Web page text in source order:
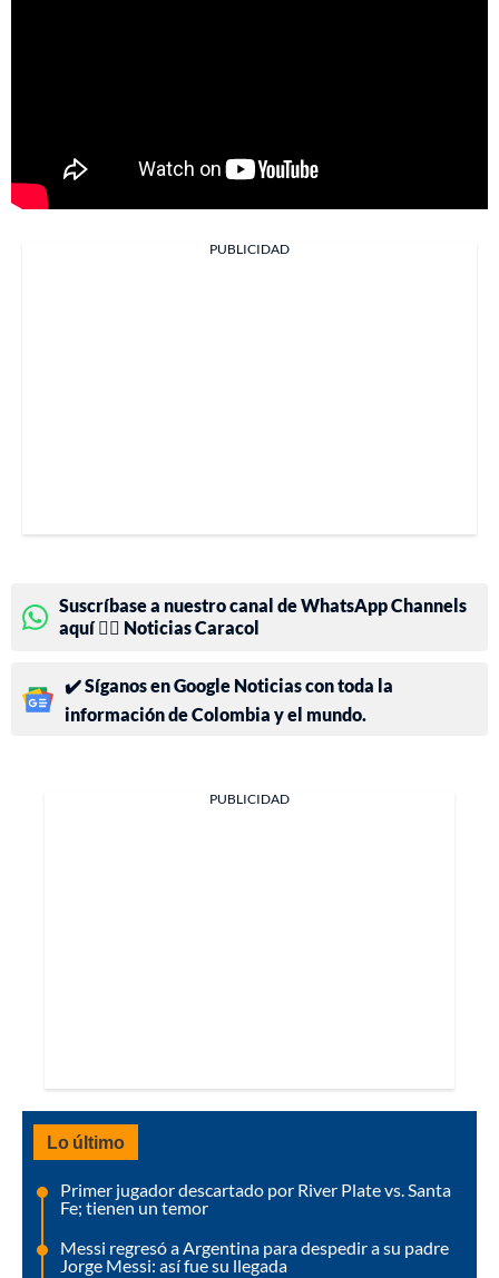
PUBLICIDAD
Suscríbase a nuestro canal de WhatsApp Channels
aquí 👉🏻 Noticias Caracol
✔️ Síganos en Google Noticias con toda la
información de Colombia y el mundo.
PUBLICIDAD
Lo último
Primer jugador descartado por River Plate vs. Santa
Fe; tienen un temor
Messi regresó a Argentina para despedir a su padre
Jorge Messi: así fue su llegada